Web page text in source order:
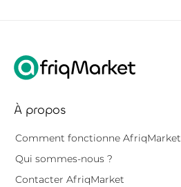
À propos
Comment fonctionne AfriqMarket
Qui sommes-nous ?
Contacter AfriqMarket